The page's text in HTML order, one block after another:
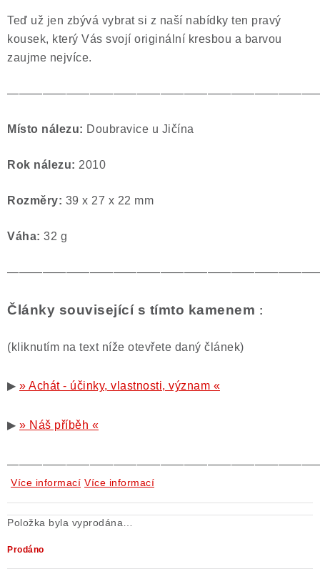
Teď už jen zbývá vybrat si z naší nabídky ten pravý
kousek, který Vás svojí originální kresbou a barvou
zaujme nejvíce.
Místo nálezu: Doubravice u Jičína
Rok nálezu: 2010
Rozměry: 39 x 27 x 22 mm
Váha: 32 g
Články související s tímto kamenem :
(kliknutím na text níže otevřete daný článek)
▶ » Achát - účinky, vlastnosti, význam «
▶ » Náš příběh «
Více informací Více informací
Položka byla vyprodána…
Prodáno